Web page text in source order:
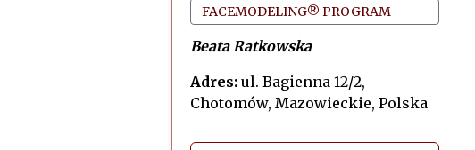
FACEMODELING® PROGRAM
Beata Ratkowska
Adres: ul. Bagienna 12/2,
Chotomów, Mazowieckie, Polska